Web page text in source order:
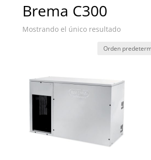
Brema C300
Mostrando el único resultado